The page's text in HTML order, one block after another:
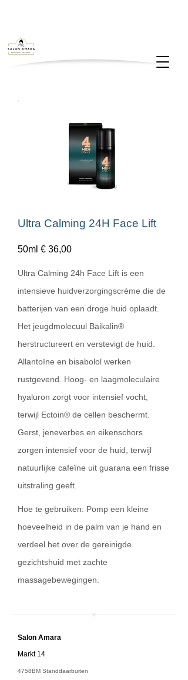
Ultra Calming 24H Face Lift
50ml € 36,00
Ultra Calming 24h Face Lift is een
intensieve huidverzorgingscrème die de
batterijen van een droge huid oplaadt.
Het jeugdmolecuul Baikalin®
herstructureert en verstevigt de huid.
Allantoïne en bisabolol werken
rustgevend. Hoog- en laagmoleculaire
hyaluron zorgt voor intensief vocht,
terwijl Ectoin® de cellen beschermt.
Gerst, jeneverbes en eikenschors
zorgen intensief voor de huid, terwijl
natuurlijke cafeïne uit guarana een frisse
uitstraling geeft.
Hoe te gebruiken: Pomp een kleine
hoeveelheid in de palm van je hand en
verdeel het over de gereinigde
gezichtshuid met zachte
massagebewegingen.
Salon Amara
Markt 14
4758BM Standdaarbuiten